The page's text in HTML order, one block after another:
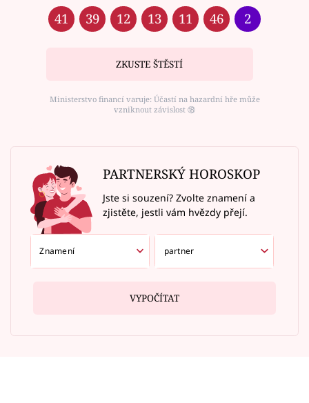
41 39 12 13 11 46 2
ZKUSTE ŠTĚSTÍ
Ministerstvo financí varuje: Účastí na hazardní hře může
vzniknout závislost ⑱
PARTNERSKÝ HOROSKOP
Jste si souzení? Zvolte znamení a
zjistěte, jestli vám hvězdy přejí.
VYPOČÍTAT